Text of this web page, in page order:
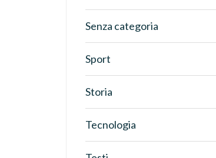
Senza categoria
Sport
Storia
Tecnologia